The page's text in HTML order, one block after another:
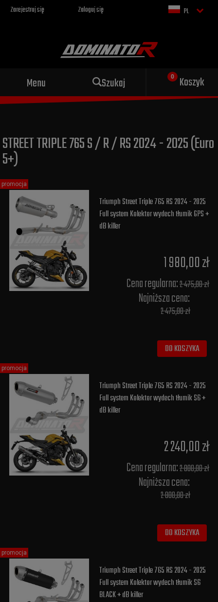
Zarejestruj się Zaloguj się PL
Menu Szukaj Koszyk
Sportowy wydech dla Twojego
STREET TRIPLE 765 S / R / RS 2024 - 2025 (Euro
5+)
Triumph Street Triple 765 RS 2024 - 2025
Full system Kolektor wydech tłumik GPS +
dB killer
1 980,00 zł
Cena regularna:2 475,00 zł
Najniższa cena:
2 475,00 zł
DO KOSZYKA
promocja
Triumph Street Triple 765 RS 2024 - 2025
Full system Kolektor wydech tłumik S6 +
dB killer
2 240,00 zł
Cena regularna:2 800,00 zł
Najniższa cena:
2 800,00 zł
DO KOSZYKA
promocja
Triumph Street Triple 765 RS 2024 - 2025
Full system Kolektor wydech tłumik S6
BLACK + dB killer
promocja